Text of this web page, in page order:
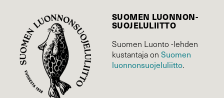
SUOMEN LUONNON­
SUOJELU­LIITTO
Suomen Luonto -lehden
kustantaja on Suomen
luonnonsuojelu­liitto.